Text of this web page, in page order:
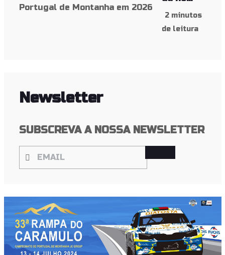
2 minutos
de leitura
Newsletter
SUBSCREVA A NOSSA NEWSLETTER